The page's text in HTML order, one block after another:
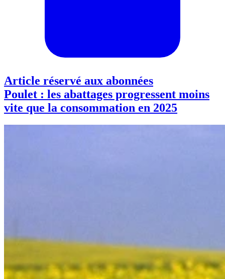
Article réservé aux abonnées
Poulet : les abattages progressent moins
vite que la consommation en 2025